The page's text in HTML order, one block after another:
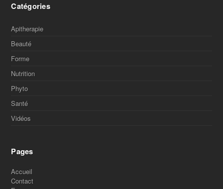
Catégories
Apitherapie
Beauté
Forme
Nutrition
Phyto
Santé
Vidéos
Pages
Accueil
Contact